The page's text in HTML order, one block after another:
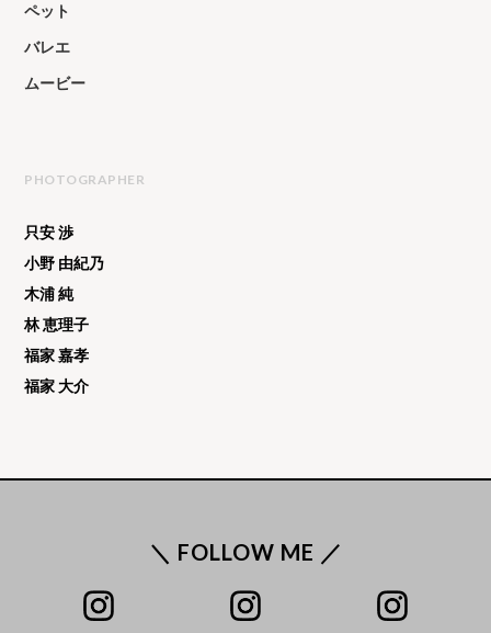
ペット
バレエ
ムービー
PHOTOGRAPHER
只安 渉
小野 由紀乃
木浦 純
林 恵理子
福家 嘉孝
福家 大介
＼ FOLLOW ME ／